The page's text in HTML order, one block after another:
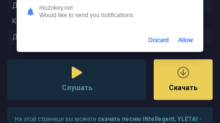
Длительность:
Качество:
Дата релиза:
Слушать Скачать
На этой странице вы можете скачать песню INtellegent, YLETAI -
muzokey.net
Would like to send you notifications
Discard Allow